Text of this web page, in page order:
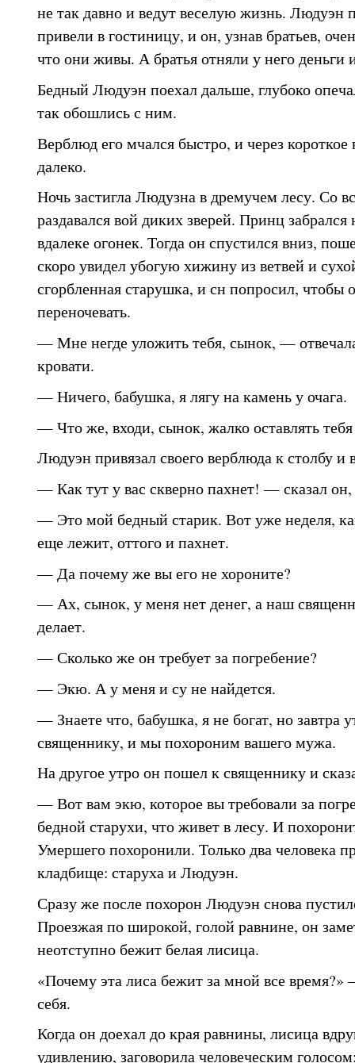
не так давно и ведут веселую жизнь. Людуэн
привели в гостиницу, и он, узнав братьев,
что они живы. А братья отняли у него деньги
Бедный Людуэн поехал дальше, глубоко
так обошлись с ним.
Верблюд его мчался быстро, и через
далеко.
Ночь застигла Людузна в дремучем лесу. Со
раздавался вой диких зверей. Принц
вдалеке огонек. Тогда он спустился вниз,
скоро увидел убогую хижину из ветвей и
сгорбленная старушка, и сн попросил, чтобы
переночевать.
— Мне негде уложить тебя, сынок, —
кровати.
— Ничего, бабушка, я лягу на камень у очага.
— Что же, входи, сынок, жалко оставлять
Людуэн привязал своего верблюда к столбу
— Как тут у вас скверно пахнет! — сказал
— Это мой бедный старик. Вот уже неделя,
еще лежит, оттого и пахнет.
— Да почему же вы его не хороните?
— Ах, сынок, у меня нет денег, а наш
делает.
— Сколько же он требует за погребение?
— Экю. А у меня и су не найдется.
— Знаете что, бабушка, я не богат, но завтра
священнику, и мы похороним вашего мужа.
На другое утро он пошел к священнику и
— Вот вам экю, которое вы требовали за
бедной старухи, что живет в лесу. И
Умершего похоронили. Только два человека
кладбище: старуха и Людуэн.
Сразу же после похорон Людуэн снова
Проезжая по широкой, голой равнине, он
неотступно бежит белая лисица.
«Почему эта лиса бежит за мной все
себя.
Когда он доехал до края равнины, лисица
удивлению, заговорила человеческим